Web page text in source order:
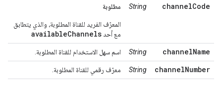
channelCode
String مطلوبة
المعرّف الفريد للقناة المطلوبة، والذي يتطابق
مع أحد availableChannels
channelName
String اسم سهل الاستخدام للقناة المطلوبة.
channelNumber
String معرّف رقمي للقناة المطلوبة.